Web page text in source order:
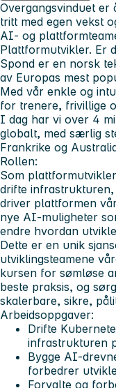
Overgangsvinduet
tritt med egen vekst
AI- og
Plattformutvikler. Er
Spond er en norsk
av Europas mest
Med vår enkle og
for trenere, frivillige
I dag har vi over 4
globalt, med særlig
Frankrike og
Rollen:
Som
drifte
driver plattformen
nye AI-muligheter
endre hvordan
Dette er en unik
utviklingsteamene
kursen for sømløse
beste praksis, og
skalerbare, sikre,
Arbeidsoppgaver:
Drifte
infrastrukturen
Bygge AI-
forbedrer
Forvalte og